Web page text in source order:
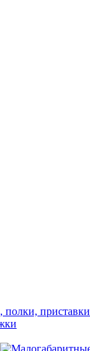
полки, приставки